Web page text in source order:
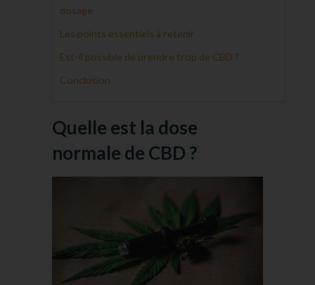
dosage
Les points essentiels à retenir
Est-il possible de prendre trop de CBD ?
Conclusion
Quelle est la dose
normale de CBD ?